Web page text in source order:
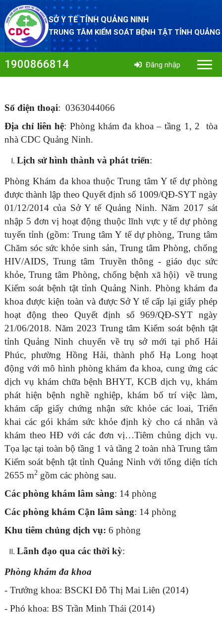
SỞ Y TẾ TỈNH QUẢNG NINH
TRUNG TÂM KIỂM SOÁT BỆNH TẬT TỈNH
Đăng nhập
1900866814
Số điện thoại: 0363044066
Địa chỉ liên hệ: Phòng khám đa khoa – tầng 1, 2 tòa
nhà CDC Quảng Ninh.
Lịch sử hình thành và phát triển:
Phòng Khám đa khoa thuộc Trung tâm Y tế dự phòng
được thành lập theo Quyết định số 1009/QĐ-SYT ngày
01/12/2014 của Sở Y tế Quảng Ninh. Năm 2017 sát
nhập 5 đơn vị hoạt động thuộc lĩnh vực y tế dự phòng
tuyến tỉnh (gồm: Trung tâm Y tế dự phòng, Trung tâm
Chăm sóc sức khỏe sinh sản, Trung tâm Phòng, chống
HIV/AIDS, Trung tâm Truyền thông - giáo dục sức
khỏe, Trung tâm Phòng, chống bệnh xã hội) về trung
Kiểm soát bệnh tật tỉnh Quảng Ninh. Phòng khám đa
khoa được kiện toàn và được Sở Y tế cấp lại giấy phép
hoạt động theo Quyết định số 969/QĐ-SYT ngày
21/06/2018. Năm 2023 Trung tâm Kiểm soát bệnh tật
tỉnh Quảng Ninh chuyển về trụ sở mới tại phố Hải
Phúc, phường Hồng Hải, thành phố Hạ Long hoạt
động với mô hình phòng khám đa khoa, cung ứng các
dịch vụ khám chữa bệnh BHYT, KCB dịch vụ, khám
phát hiện bệnh nghề nghiệp, khám bố trí việc làm,
khám cấp giấy chứng nhận sức khỏe các loai, Triển
khai các gói khám sức khỏe định kỳ cho cá nhân và
khám theo HĐ với các đơn vị…Tiêm chủng dịch vụ.
Tọa lạc tại toàn bộ tầng 1 và tầng 2 toàn nhà Trung tâm
Kiểm soát bệnh tật tỉnh Quảng Ninh với tổng diện tích
2655 m2gồm các phòng sau.
Các phòng khám lâm sàng: 14 phòng
Các phòng khám Cận lâm sàng: 14 phòng
Khu tiêm chủng dịch vụ: 6 phòng
Lãnh đạo qua các thời kỳ:
Phòng khám đa khoa
- Trưởng khoa: BSCKI Đỗ Thị Mai Liên (2014)
- Phó khoa: BS Trần Minh Thái (2014)